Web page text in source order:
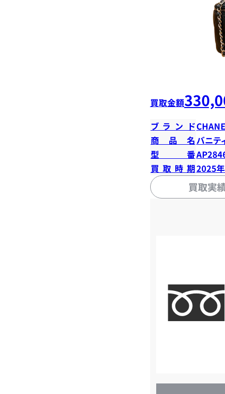
買取金額
ブランド
商品名バニテ
型番
買取時期2025
買取実